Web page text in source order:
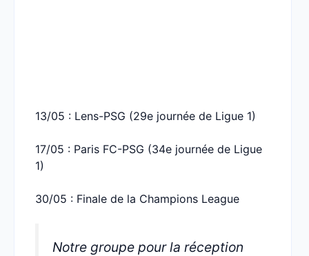
13/05 : Lens-PSG (29e journée de Ligue 1)
17/05 : Paris FC-PSG (34e journée de Ligue
1)
30/05 : Finale de la Champions League
Notre groupe pour la réception